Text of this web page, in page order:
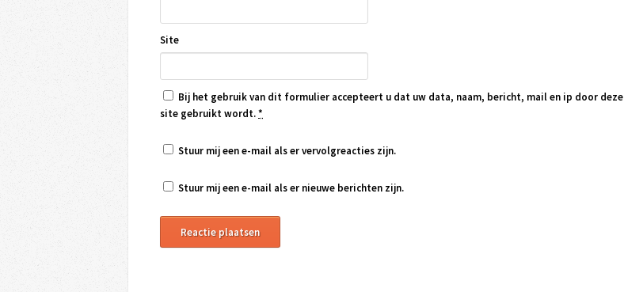
Site
Bij het gebruik van dit formulier accepteert u dat uw data, naam, bericht, mail en ip door deze
site gebruikt wordt.*
Stuur mij een e-mail als er vervolgreacties zijn.
Stuur mij een e-mail als er nieuwe berichten zijn.